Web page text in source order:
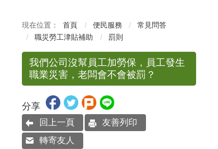
首頁 便民服務
常見問答
職災勞工津貼補助
罰則
我們公司沒幫員工加勞保，員工發生
職業災害，老闆會不會被罰？
分享
回上一頁
友善列印
轉寄友人